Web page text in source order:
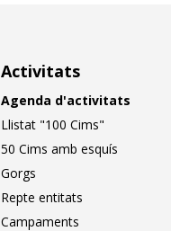
Activitats
Agenda d'activitats
Llistat "100 Cims"
50 Cims amb esquís
Gorgs
Repte entitats
Campaments